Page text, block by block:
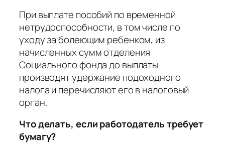
При выплате пособий по временной
нетрудоспособности, в том числе по
уходу за болеющим ребенком, из
начисленных сумм отделения
Социального фонда до выплаты
производят удержание подоходного
налога и перечисляют его в налоговый
орган.
Что делать, если работодатель требует
бумагу?